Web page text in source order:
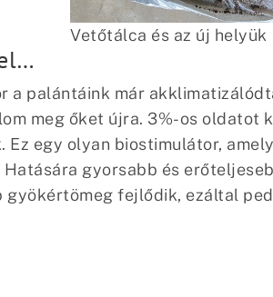
Vetőtálca és az új helyük
a palántáink már
meg őket újra. 3%-os oldatot
Ez egy olyan biostimulátor,
gyorsabb és
gyökértömeg fejlődik, ezáltal